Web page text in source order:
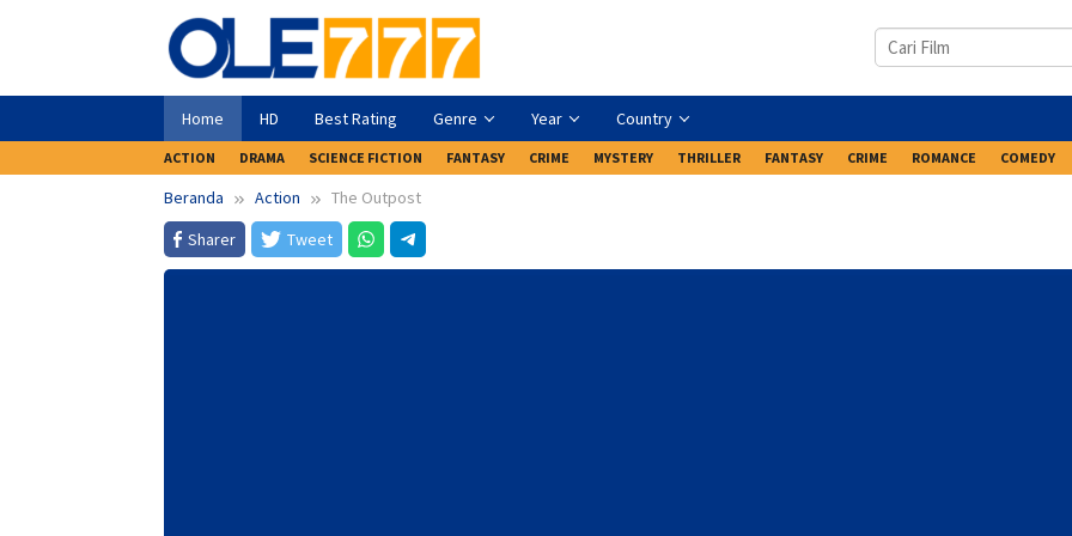
Home HD Best Rating Genre Year Country
ACTION DRAMA SCIENCE FICTION FANTASY CRIME MYSTERY THRILLER FANTASY CRIME ROMANCE COMEDY
Beranda Action
The Outpost
Sharer
Tweet